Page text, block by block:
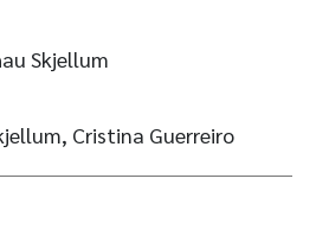
Skjellum
Cristina Guerreiro